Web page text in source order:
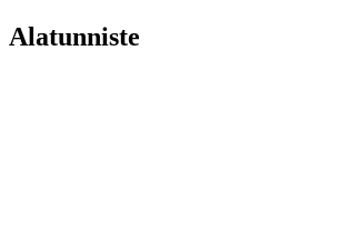
Alatunniste